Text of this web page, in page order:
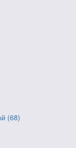
(68)